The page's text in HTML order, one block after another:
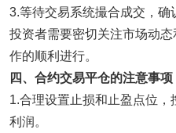
3.等待交易系统撮合成交，确
投资者需要密切关注市场动
作的顺利进行。
四、合约交易平仓的注意事项
1.合理设置止损和止盈点位
利润。